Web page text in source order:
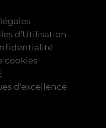
d'Utilisation
cookies
d'excellence